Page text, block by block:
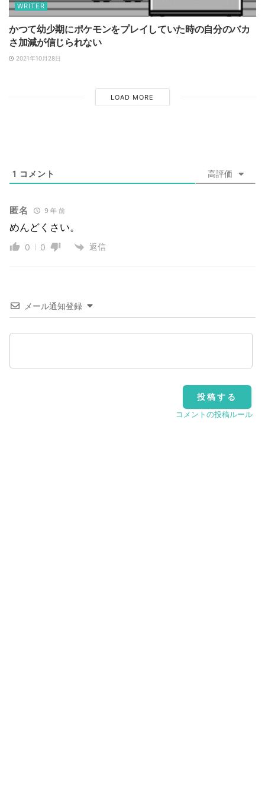
WRITER
かつて幼少期にポケモンをプレイしていた時の自分のバカ
さ加減が信じられない
2021年10月28日
LOAD MORE
メール通知登録
コメントの投稿ルール
1 コメント 高評価
匿名 9 年 前
めんどくさい。
0 0 返信